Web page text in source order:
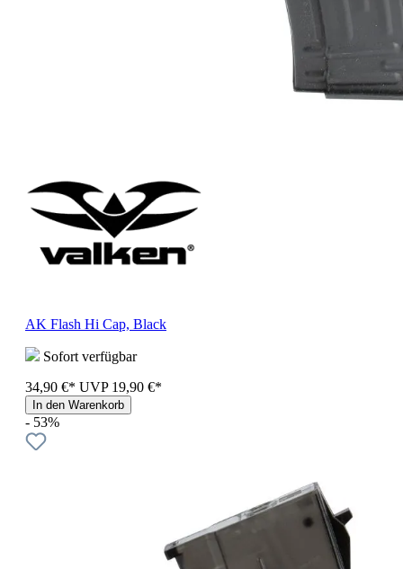
AK Flash Hi Cap, Black
Sofort verfügbar
34,90 €* UVP 19,90 €*
In den Warenkorb
- 53%